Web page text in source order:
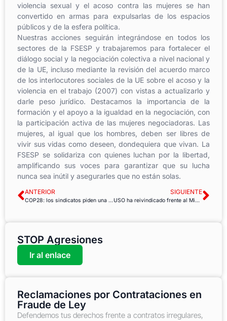
violencia sexual y el acoso contra las mujeres se han
convertido en armas para expulsarlas de los espacios
públicos y de la esfera política.
Nuestras acciones seguirán integrándose en todos los
sectores de la FSESP y trabajaremos para fortalecer el
diálogo social y la negociación colectiva a nivel nacional y
de la UE, incluso mediante la revisión del acuerdo marco
de los interlocutores sociales de la UE sobre el acoso y la
violencia en el trabajo (2007) con vistas a actualizarlo y
darle peso jurídico. Destacamos la importancia de la
formación y el apoyo a la igualdad en la negociación, con
la participación activa de las mujeres negociadoras. Las
mujeres, al igual que los hombres, deben ser libres de
vivir sus vidas como deseen, dondequiera que vivan. La
FSESP se solidariza con quienes luchan por la libertad,
amplificando sus voces para garantizar que su lucha
nunca sea inútil y asegurarles que no están solas.
ANTERIOR
COP28: los sindicatos piden una transición justa que incluya una perspectiva laboral
SIGUIENTE
USO ha reivindicado frente al Ministerio de Igualdad medidas estructurales para acabar con la violencia contra las mujeres y niñas
STOP Agresiones
Ir al enlace
Reclamaciones por Contrataciones en
Fraude de Ley
Defendemos tus derechos frente a contratos irregulares,